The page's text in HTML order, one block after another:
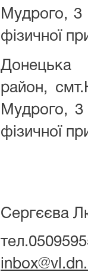
Мудрого, 3
фізичної
Донецька
район,
Мудрого, 3
фізичної
Сергєєва
inbox@v